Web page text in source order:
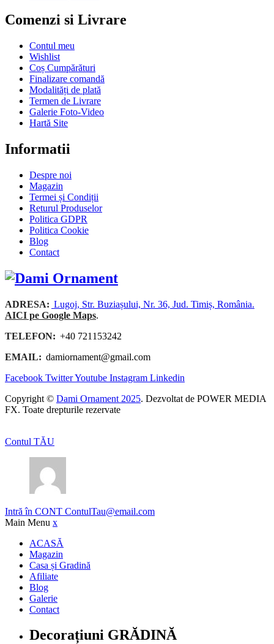
Comenzi si Livrare
Contul meu
Wishlist
Coș Cumpărături
Finalizare comandă
Modalități de plată
Termen de Livrare
Galerie Foto-Video
Hartă Site
Informatii
Despre noi
Magazin
Termei și Condiții
Returul Produselor
Politica GDPR
Politica Cookie
Blog
Contact
ADRESA: Lugoj, Str. Buziașului, Nr. 36, Jud. Timiș, România.
AICI pe Google Maps.
TELEFON: +40 721153242
EMAIL: damiornament@gmail.com
Facebook TwitterYoutube Instagram Linkedin
Copyright © Dami Ornament 2025. Dezvoltat de POWER MEDIA
FX. Toate drepturile rezervate
Contul TĂU
Intră în CONT ContulTau@email.com
Main Menu x
ACASĂ
Magazin
Casa și Gradină
Afiliate
Blog
Galerie
Contact
Decorațiuni GRĂDINĂ